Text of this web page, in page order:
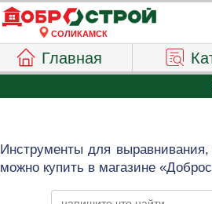
СОЛИКАМСК
Главная
Инструменты для
можно купить в магазине